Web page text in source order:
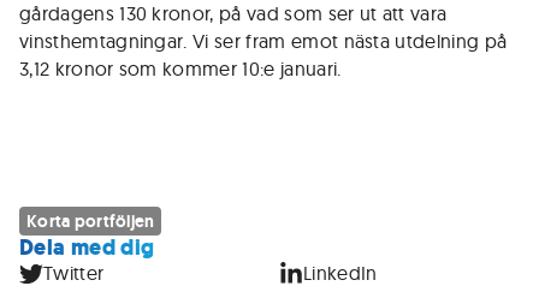
gårdagens 130 kronor, på vad som ser ut att vara
vinsthemtagningar. Vi ser fram emot nästa utdelning på
3,12 kronor som kommer 10:e januari.
Korta portföljen
Dela med dig
Twitter LinkedIn